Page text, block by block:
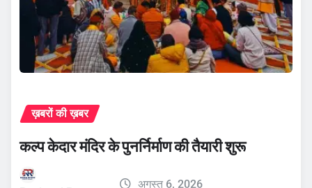
ख़बरों की ख़बर
कल्प केदार मंदिर के पुनर्निर्माण की तैयारी शुरू
अगस्त 6, 2026